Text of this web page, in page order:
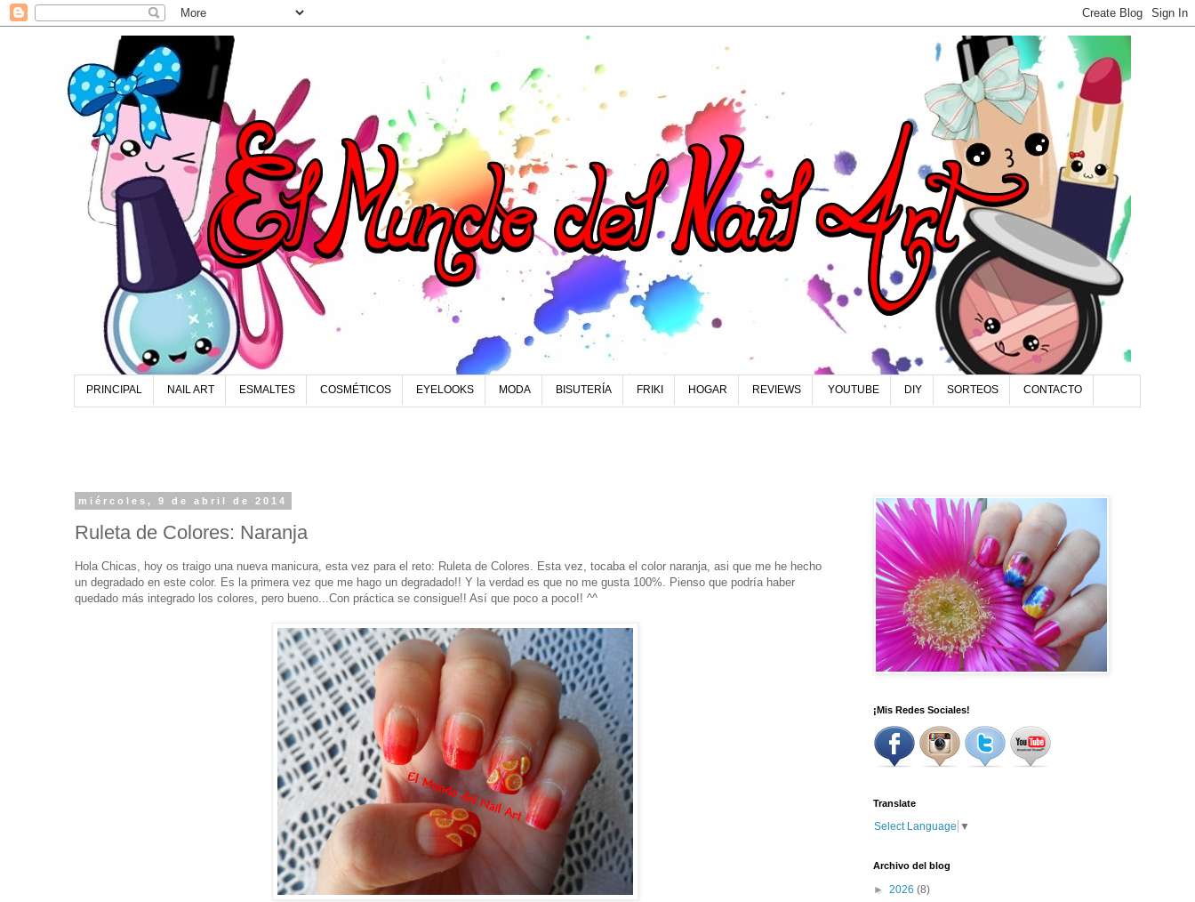
PRINCIPAL NAIL ART ESMALTES COSMÉTICOS EYELOOKS MODA BISUTERÍA FRIKI HOGAR REVIEWS YOUTUBE DIY SORTEOS CONTACTO
miércoles, 9 de abril de 2014
Ruleta de Colores: Naranja
Hola Chicas, hoy os traigo una nueva manicura, esta vez para el reto: Ruleta de Colores. Esta vez, tocaba el color naranja, asi que me he hecho
un degradado en este color. Es la primera vez que me hago un degradado!! Y la verdad es que no me gusta 100%. Pienso que podría haber
quedado más integrado los colores, pero bueno...Con práctica se consigue!! Así que poco a poco!! ^^
¡Mis Redes Sociales!
Translate
Select Language ▼
Archivo del blog
► 2026 (8)